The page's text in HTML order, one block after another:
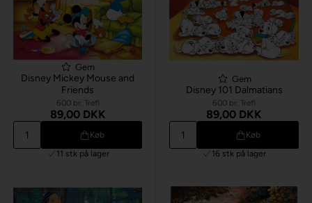
Gem
Disney Mickey Mouse and
Friends
600 br. Trefl
89,00 DKK
Køb
11 stk på lager
Gem
Disney 101 Dalmatians
600 br. Trefl
89,00 DKK
Køb
16 stk på lager